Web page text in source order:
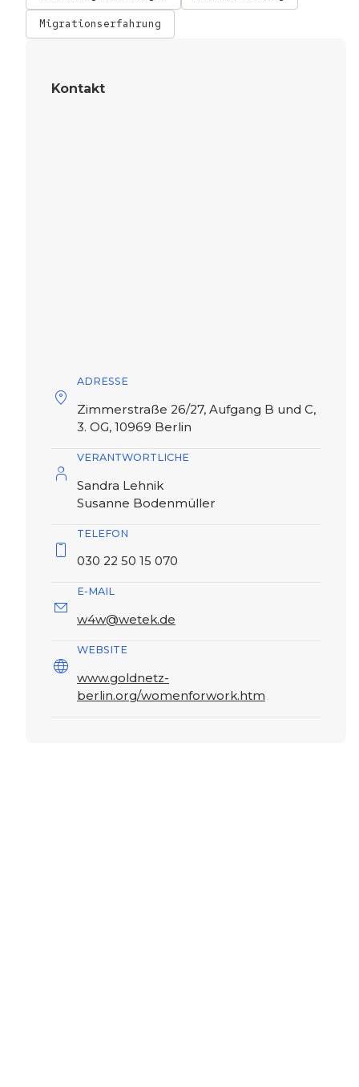
Migrationserfahrung
Kontakt
ADRESSE
Zimmerstraße 26/27, Aufgang B und C,
3. OG, 10969 Berlin
VERANTWORTLICHE
Sandra Lehnik
Susanne Bodenmüller
TELEFON
030 22 50 15 070
E-MAIL
w4w@wetek.de
WEBSITE
www.goldnetz-
berlin.org/womenforwork.htm